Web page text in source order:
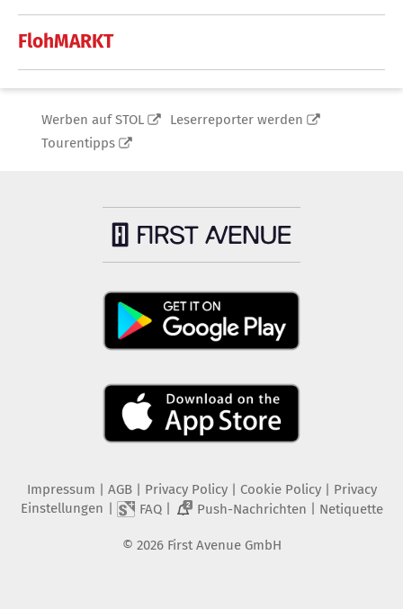
FlohMARKT
Werben auf STOL
Leserreporter werden
Tourentipps
Impressum | AGB | Privacy Policy| Cookie Policy| Privacy
Einstellungen | FAQ| 2 Push-Nachrichten | Netiquette
© 2026 First Avenue GmbH